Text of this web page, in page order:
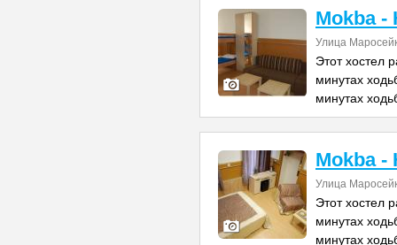
Mokba -
Улица
Этот хостел
минутах
минутах
Mokba -
Улица
Этот хостел
минутах
минутах